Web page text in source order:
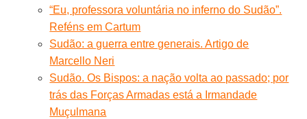
“Eu, professora voluntária no inferno do Sudão”.
Reféns em Cartum
Sudão: a guerra entre generais. Artigo de
Marcello Neri
Sudão. Os Bispos: a nação volta ao passado; por
trás das Forças Armadas está a Irmandade
Muçulmana